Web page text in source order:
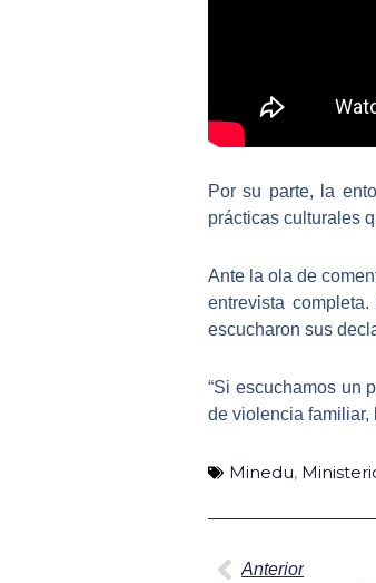
Por su parte, la
prácticas culturales
Ante la ola de
entrevista
escucharon sus
“Si escuchamos un
de violencia familiar,
Minedu,
Anterior